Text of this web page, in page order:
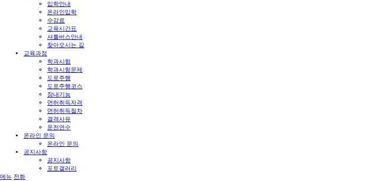
입학안내
온라인입학
수강료
교육시간표
셔틀버스안내
찾아오시는 길
교육과정
학과시험
학과시험문제
도로주행
도로주행코스
장내기능
면허취득자격
면허취득절차
결격사유
운전연수
온라인 문의
온라인 문의
공지사항
공지사항
포토갤러리
메뉴 전화